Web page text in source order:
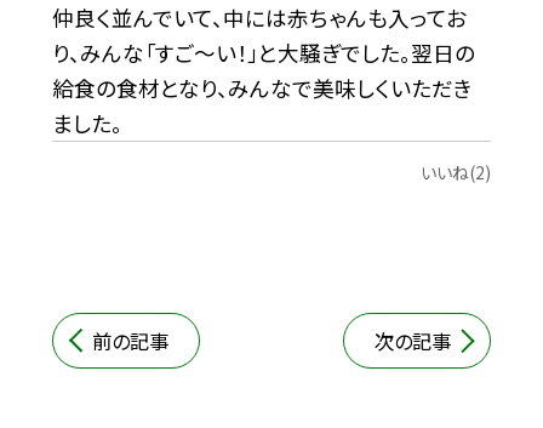
仲良く並んでいて、中には赤ちゃんも入ってお
り、みんな「すご〜い！」と大騒ぎでした。翌日の
給食の食材となり、みんなで美味しくいただき
ました。
いいね(2)
前の記事 次の記事